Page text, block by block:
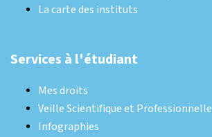
La carte des instituts
Services à l'étudiant
Mes droits
Veille Scientifique et Professionnelle
Infographies